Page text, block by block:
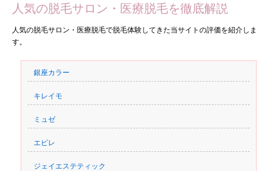
人気の脱毛サロン・医療脱毛を徹底解説
人気の脱毛サロン・医療脱毛で脱毛体験してきた当サイトの評価を紹介しま
す。
銀座カラー
キレイモ
ミュゼ
エピレ
ジェイエステティック